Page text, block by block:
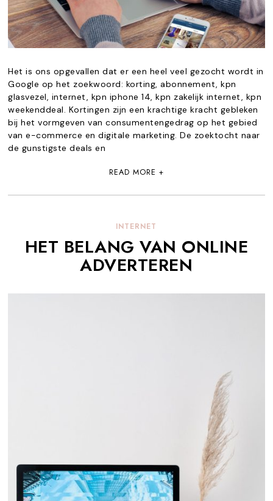
Het is ons opgevallen dat er een heel veel gezocht wordt in
Google op het zoekwoord: korting, abonnement, kpn
glasvezel, internet, kpn iphone 14, kpn zakelijk internet, kpn
weekenddeal. Kortingen zijn een krachtige kracht gebleken
bij het vormgeven van consumentengedrag op het gebied
van e-commerce en digitale marketing. De zoektocht naar
de gunstigste deals en
READ MORE +
INTERNET
HET BELANG VAN ONLINE
ADVERTEREN